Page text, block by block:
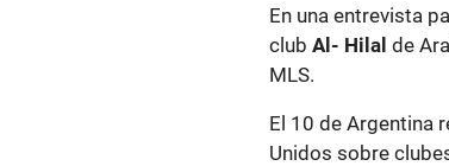
En una entrevista
club Al- Hilal de
MLS.
El 10 de Argentina
Unidos sobre